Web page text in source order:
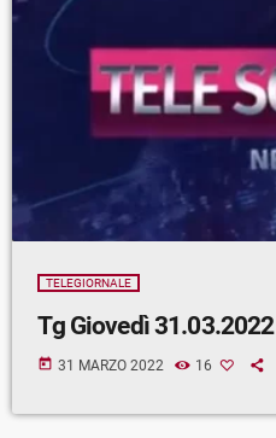
TELEGIORNALE
Tg Giovedì 31.03.2022
today 31 MARZO 2022 16